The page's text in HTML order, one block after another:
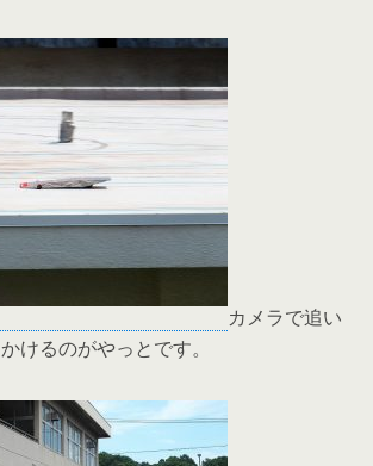
カメラで追い
かけるのがやっとです。